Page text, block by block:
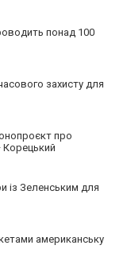
понад 100
захисту для
про
Корецький
із Зеленським для
американську